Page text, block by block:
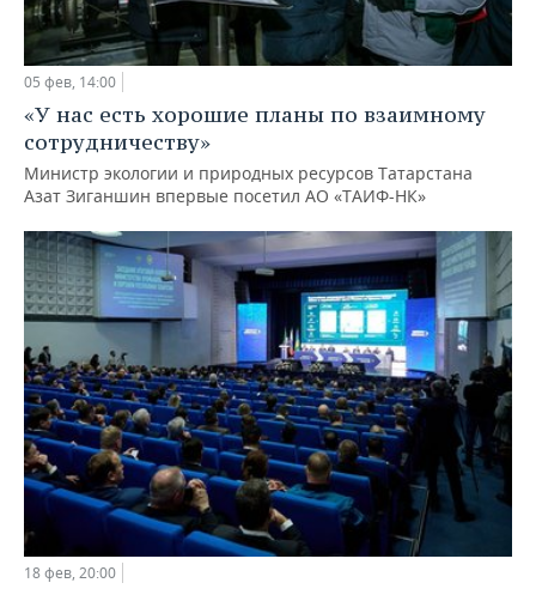
05 фев, 14:00
«У нас есть хорошие планы по взаимному
сотрудничеству»
Министр экологии и природных ресурсов Татарстана
Азат Зиганшин впервые посетил АО «ТАИФ-НК»
18 фев, 20:00